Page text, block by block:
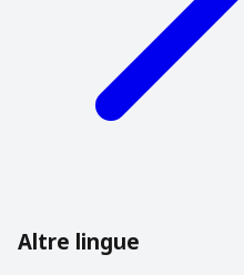
Altre lingue